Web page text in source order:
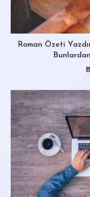
Roman Özeti